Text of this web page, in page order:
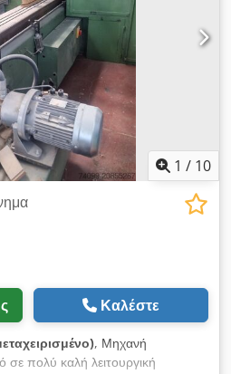
1 / 10
Καλέστε
, Μηχανή
σε πολύ καλή λειτουργική